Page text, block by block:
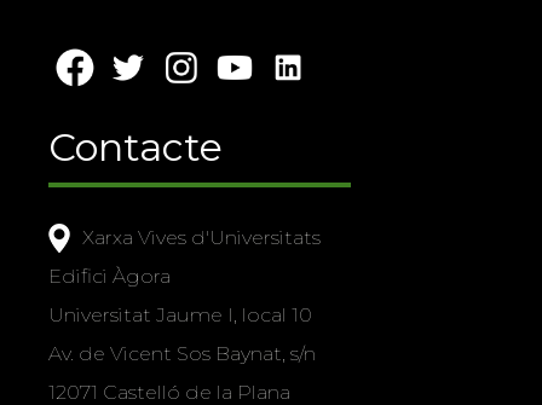
Contacte
Xarxa Vives d'Universitats
Edifici Àgora
Universitat Jaume I, local 10
Av. de Vicent Sos Baynat, s/n
12071 Castelló de la Plana